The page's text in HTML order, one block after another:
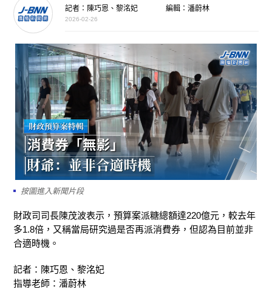
記者：陳巧恩、黎洺妃 編輯：潘蔚林
2026-02-26
按圖進入新聞片段
財政司司長陳茂波表示，預算案派糖總額達220億元，較去年
多1.8倍，又稱當局研究過是否再派消費券，但認為目前並非
合適時機。
記者：陳巧恩、黎洺妃
指導老師：潘蔚林